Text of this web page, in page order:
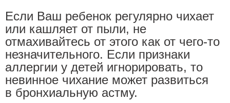
Если Ваш ребенок регулярно чихает
или кашляет от пыли, не
отмахивайтесь от этого как от чего-то
незначительного. Если признаки
аллергии у детей игнорировать, то
невинное чихание может развиться
в бронхиальную астму.